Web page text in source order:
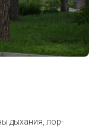
дыхания, лор-